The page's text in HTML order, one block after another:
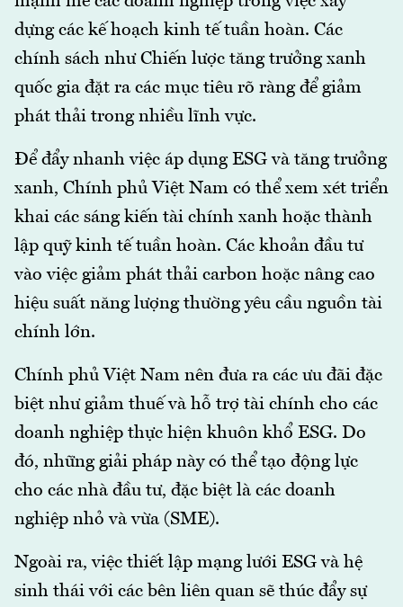
dựng các kế hoạch kinh tế tuần hoàn. Các
chính sách như Chiến lược tăng trưởng xanh
quốc gia đặt ra các mục tiêu rõ ràng để giảm
phát thải trong nhiều lĩnh vực.
Để đẩy nhanh việc áp dụng ESG và tăng trưởng
xanh, Chính phủ Việt Nam có thể xem xét triển
khai các sáng kiến tài chính xanh hoặc thành
lập quỹ kinh tế tuần hoàn. Các khoản đầu tư
vào việc giảm phát thải carbon hoặc nâng cao
hiệu suất năng lượng thường yêu cầu nguồn tài
chính lớn.
Chính phủ Việt Nam nên đưa ra các ưu đãi đặc
biệt như giảm thuế và hỗ trợ tài chính cho các
doanh nghiệp thực hiện khuôn khổ ESG. Do
đó, những giải pháp này có thể tạo động lực
cho các nhà đầu tư, đặc biệt là các doanh
nghiệp nhỏ và vừa (SME).
Ngoài ra, việc thiết lập mạng lưới ESG và hệ
sinh thái với các bên liên quan sẽ thúc đẩy sự